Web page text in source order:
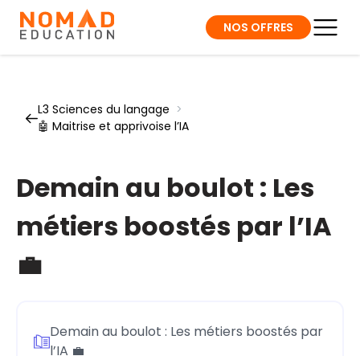
NOS OFFRES
L3 Sciences du langage >
🤖 Maitrise et apprivoise l’IA
Demain au boulot : Les
métiers boostés par l’IA
💼
Demain au boulot : Les métiers boostés par
l’IA 💼